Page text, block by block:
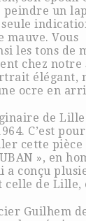
peindre un
mauve. Vous
les tons de
chez notre
élégant,
ocre en
de Lille
C’est
cette pièce
», en
a conçu
celle de Lille,
Guilhem